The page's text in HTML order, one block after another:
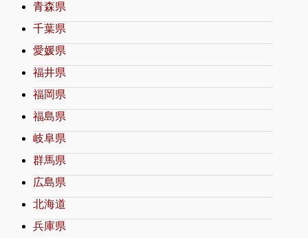
青森県
千葉県
愛媛県
福井県
福岡県
福島県
岐阜県
群馬県
広島県
北海道
兵庫県